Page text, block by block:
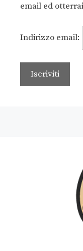
email ed
Indirizzo email: